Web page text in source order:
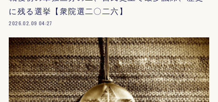
に残る選挙【衆院選二〇二六】
2026.02.09 04:27